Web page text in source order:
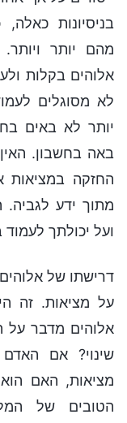
בניסיונות
מהם יותר
אלוהים בקלות
לא מסוגלים
יותר לא באים
באה בחשבון.
החזקה במציאות
מתוך ידע
ועל יכולתך
דרישתו של
על מציאות. זה
אלוהים מדבר על
שינוי? אם
מציאות, האם הוא
הטובים של